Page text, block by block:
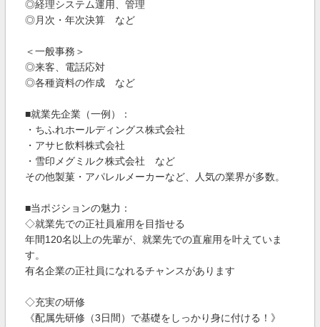
◎経理システム運用、管理
◎月次・年次決算 など
＜一般事務＞
◎来客、電話応対
◎各種資料の作成 など
■就業先企業（一例）：
・ちふれホールディングス株式会社
・アサヒ飲料株式会社
・雪印メグミルク株式会社 など
その他製菓・アパレルメーカーなど、人気の業界が多数。
■当ポジションの魅力：
◇就業先での正社員雇用を目指せる
年間120名以上の先輩が、就業先での直雇用を叶えていま
す。
有名企業の正社員になれるチャンスがあります
◇充実の研修
《配属先研修（3日間）で基礎をしっかり身に付ける！》